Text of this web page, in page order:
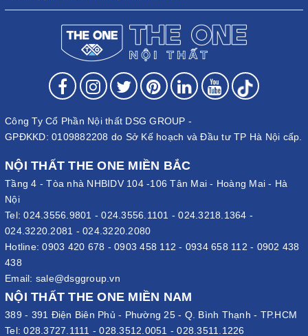
Công Ty Cổ Phần Nội thất DSG GROUP -
GPĐKKD: 0109882208 do Sở Kế hoạch và Đầu tư TP Hà Nội cấp.
NỘI THẤT THE ONE MIỀN BẮC
Tầng 4 - Tòa nhà NHBIDV 104 -106 Tân Mai - Hoàng Mai - Hà
Nội
Tel:024.3556.9801 -024.3556.1101 -024.3218.1364 -
024.3220.2081 - 024.3220.2080
Hotline:0903 420 678 - 0903 458 112 - 0934 658 112 - 0902 438
438
Email: sale@dsggroup.vn
NỘI THẤT THE ONE MIỀN NAM
389 - 391 Điện Biên Phủ - Phường 25 - Q. Bình Thạnh - TP.HCM
Tel:028.3727.1111 -028.3512.0051 -028.3511.1226